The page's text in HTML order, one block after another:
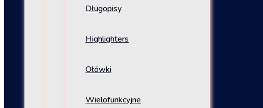
Długopisy
Highlighters
Ołówki
Wielofunkcyjne